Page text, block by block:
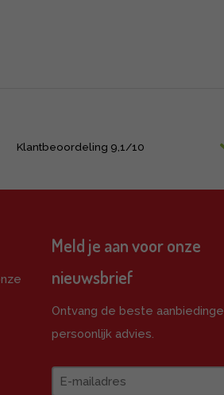
Klantbeoordeling 9,1/10
Meld je aan voor onze
nieuwsbrief
Ontvang de beste
persoonlijk advies.
E-